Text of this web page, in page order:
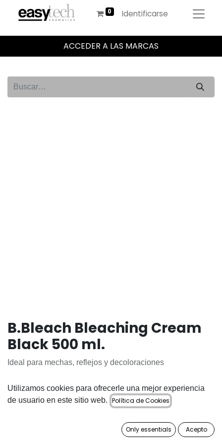
Identificarse
ACCEDER A LAS MARCAS
B.Bleach Bleaching Cream
Black 500 ml.
Ideal para mechas, reflejos y decoloraciones
74,75€
Utilizamos cookies para ofrecerle una mejor experiencia
de usuario en este sitio web. Política de Cookies
Only essentials Acepto